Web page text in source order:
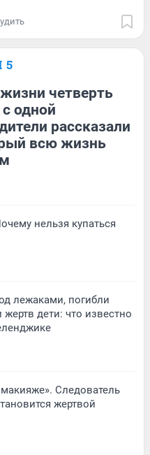
5
четверть
одной
рассказали
всю жизнь
нельзя купаться
лежаками, погибли
дети: что известно
Следователь
жертвой